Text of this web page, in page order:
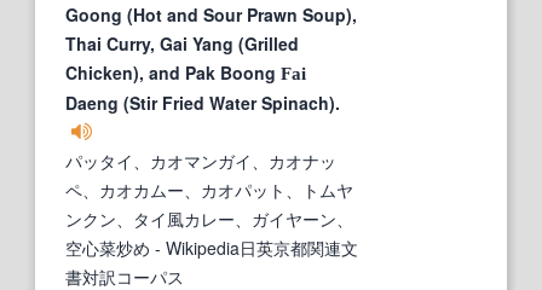
Goong (Hot and Sour Prawn Soup),
Thai Curry, Gai Yang (Grilled
Chicken), and Pak Boong Fai
Daeng (Stir Fried Water Spinach).
パッタイ、カオマンガイ、カオナッ
ペ、カオカムー、カオパット、トムヤ
ンクン、タイ風カレー、ガイヤーン、
空心菜炒め - Wikipedia日英京都関連文
書対訳コーパス